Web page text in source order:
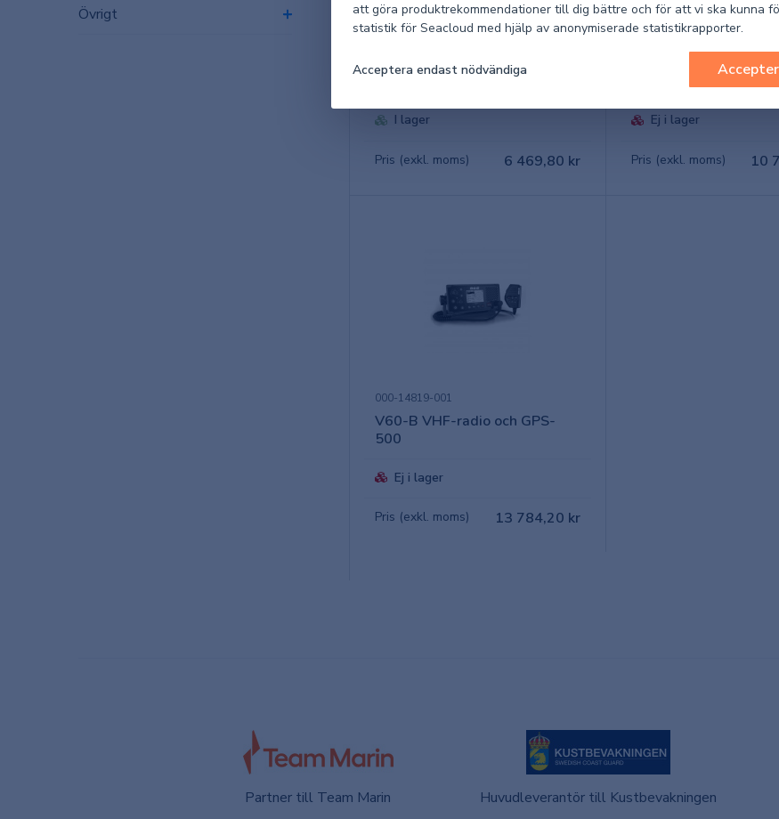
att göra produktrekommendationer till dig bättre och för att vi ska kunna
statistik för Seacloud med hjälp av anonymiserade statistikrapporter.
Acceptera endast nödvändiga
Övrigt
V60 VHF-radio med AIS
I lager
Pris (exkl. moms) 6 469,80 kr
V3100 klass B AIS
Ej i lager
Pris (exkl. moms) 10
000-14819-001
V60-B VHF-radio och GPS-
500
Ej i lager
Pris (exkl. moms) 13 784,20 kr
Partner till Team Marin Huvudleverantör till Kustbevakningen